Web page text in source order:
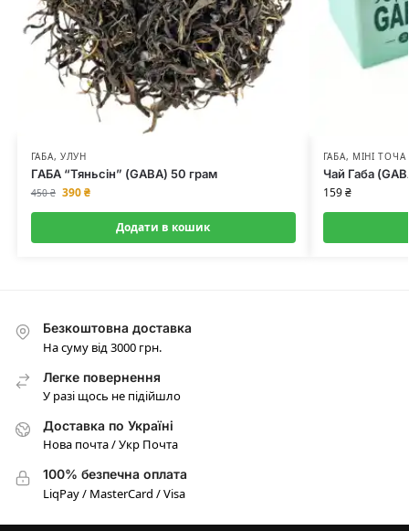
ГАБА, УЛУН
ГАБА “Тяньсін” (GABA) 50 грам
450₴ 390₴
Додати в кошик
ГАБА, МІНІ ТОЧА
Чай Габа
159₴
Безкоштовна доставка
На суму від 3000 грн.
Легке повернення
У разі щось не підійшло
Доставка по Україні
Нова почта / Укр Почта
100% безпечна оплата
LiqPay / MasterCard / Visa